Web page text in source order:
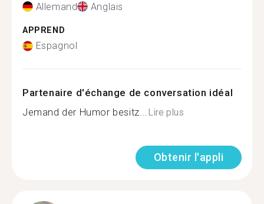
Allemand Anglais
APPREND
Espagnol
Partenaire d'échange de conversation idéal
Jemand der Humor besitz...Lire plus
Obtenir l'appli